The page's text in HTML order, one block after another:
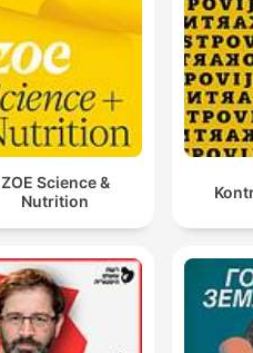
ZOE Science &
Nutrition